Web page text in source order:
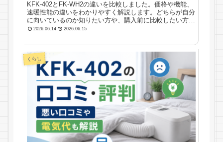
KFK-402とFK-WH2の違いを比較しました。価格や機能、
速暖性能の違いをわかりやすく解説します。どちらが自分
に向いているのか知りたい方や、購入前に比較したい方は
ぜひ参考にしてください。
2026.06.14 2026.06.15
くらし